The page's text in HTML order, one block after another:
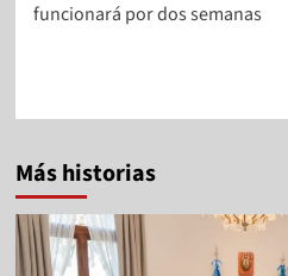
funcionará por dos semanas
Más historias